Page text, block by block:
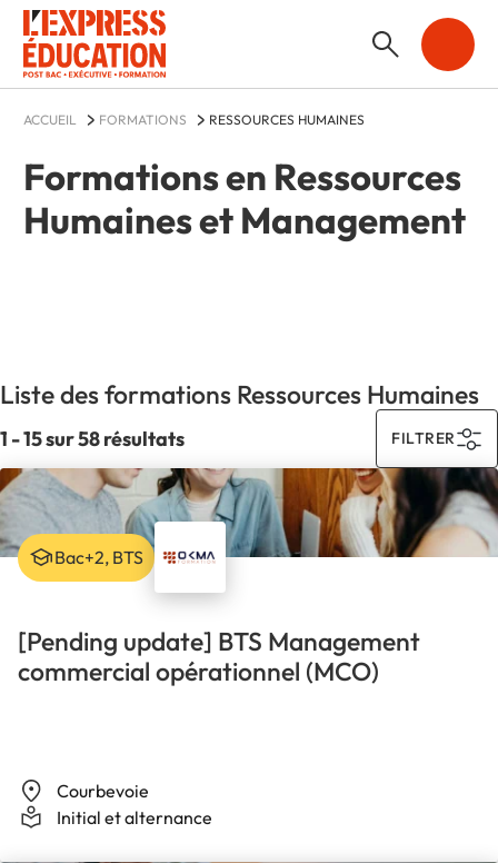
ACCUEIL FORMATIONS RESSOURCES HUMAINES
Formations en Ressources
Humaines et Management
Liste des formations Ressources Humaines
FILTRER
1 - 15 sur 58 résultats
[Pending update] BTS Management
commercial opérationnel (MCO)
Courbevoie
Initial et alternance
Bac+2, BTS